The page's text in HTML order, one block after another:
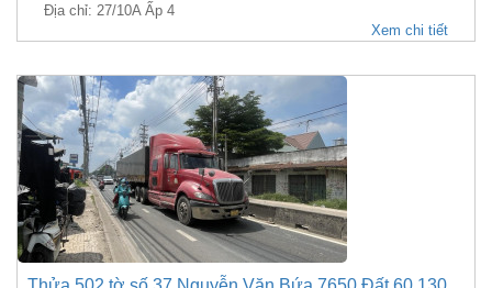
Địa chỉ: 27/10A Ấp 4
Xem chi tiết